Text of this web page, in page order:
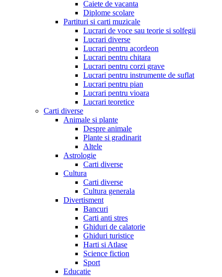
Caiete de vacanta
Diplome scolare
Partituri si carti muzicale
Lucrari de voce sau teorie si solfegii
Lucrari diverse
Lucrari pentru acordeon
Lucrari pentru chitara
Lucrari pentru corzi grave
Lucrari pentru instrumente de suflat
Lucrari pentru pian
Lucrari pentru vioara
Lucrari teoretice
Carti diverse
Animale si plante
Despre animale
Plante si gradinarit
Altele
Astrologie
Carti diverse
Cultura
Carti diverse
Cultura generala
Divertisment
Bancuri
Carti anti stres
Ghiduri de calatorie
Ghiduri turistice
Harti si Atlase
Science fiction
Sport
Educatie